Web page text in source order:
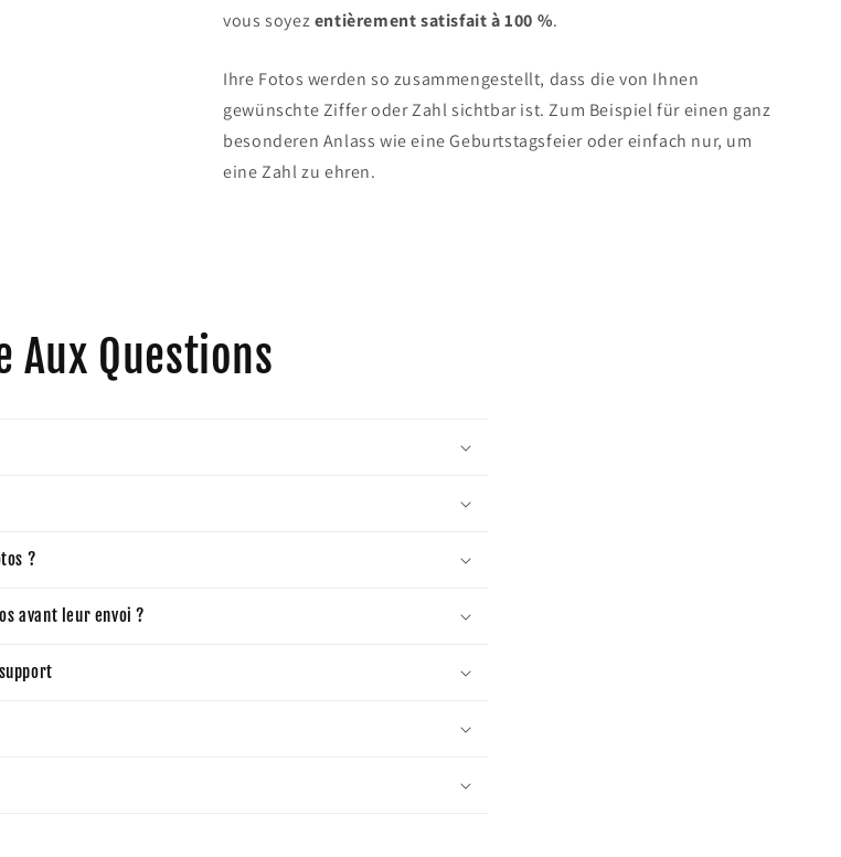
vous soyezentièrement satisfait à 100 %.
Ihre Fotos werden so zusammengestellt, dass die von Ihnen
gewünschte Ziffer oder Zahl sichtbar ist. Zum Beispiel für einen ganz
besonderen Anlass wie eine Geburtstagsfeier oder einfach nur, um
eine Zahl zu ehren.
Aux Questions
?
avant leur envoi ?